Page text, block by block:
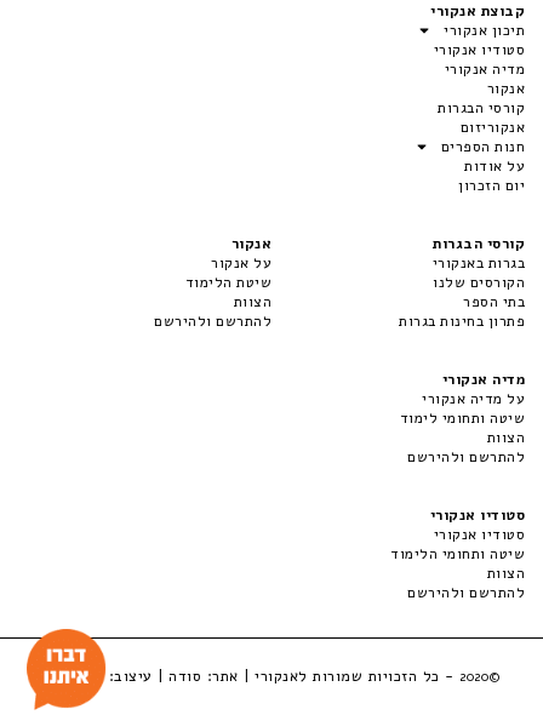
קבוצת אנקורי
תיכון אנקורי
סטודיו אנקורי
מדיה אנקורי
אנקור
קורסי הבגרות
אנקוריזום
חנות הספרים
על אודות
יום הזכרון
קורסי הבגרות
בגרות באנקורי
הקורסים שלנו
בתי הספר
פתרון בחינות בגרות
אנקור
על אנקור
שיטת הלימוד
הצוות
להתרשם ולהירשם
מדיה אנקורי
על מדיה אנקורי
שיטה ותחומי לימוד
הצוות
להתרשם ולהירשם
סטודיו אנקורי
סטודיו אנקורי
שיטה ותחומי הלימוד
הצוות
להתרשם ולהירשם
©2020 - כל הזכויות שמורות לאנקורי | אתר: סודה| עיצוב:LuckyBox